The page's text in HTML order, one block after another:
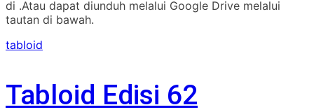
di .Atau dapat diunduh melalui Google Drive melalui
tautan di bawah.
tabloid
Tabloid Edisi 62